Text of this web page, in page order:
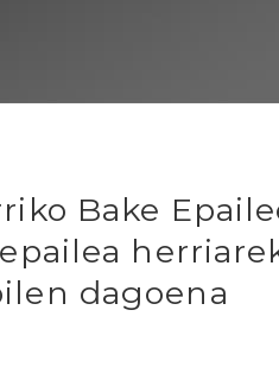
Bake
dagoena